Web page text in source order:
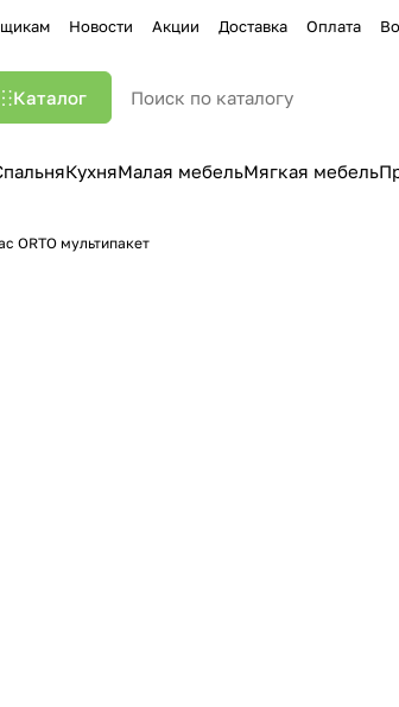
Новости Акции Доставка Оплата
Каталог
КухняМалая мебельМягкая мебель
ORTO мультипакет